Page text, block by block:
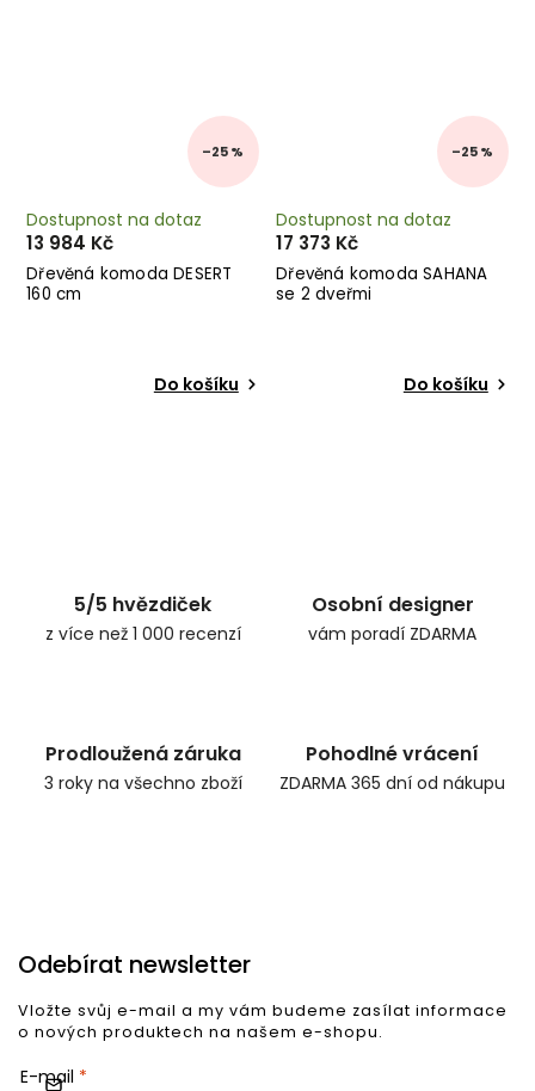
–25 %
Dřevěná komoda DESERT
160 cm
Dostupnost na dotaz
13 984 Kč
Do košíku
–25 %
Dřevěná komoda SAHANA
se 2 dveřmi
Dostupnost na dotaz
17 373 Kč
Do košíku
5/5 hvězdiček
z více než 1 000 recenzí
Osobní designer
vám poradí ZDARMA
Prodloužená záruka
3 roky na všechno zboží
Pohodlné vrácení
ZDARMA 365 dní od nákupu
Odebírat newsletter
Vložte svůj e-mail a my vám budeme zasílat informace
o nových produktech na našem e-shopu.
E-mail